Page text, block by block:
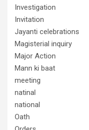
Investigation
Invitation
Jayanti celebrations
Magisterial inquiry
Major Action
Mann ki baat
meeting
natinal
national
Oath